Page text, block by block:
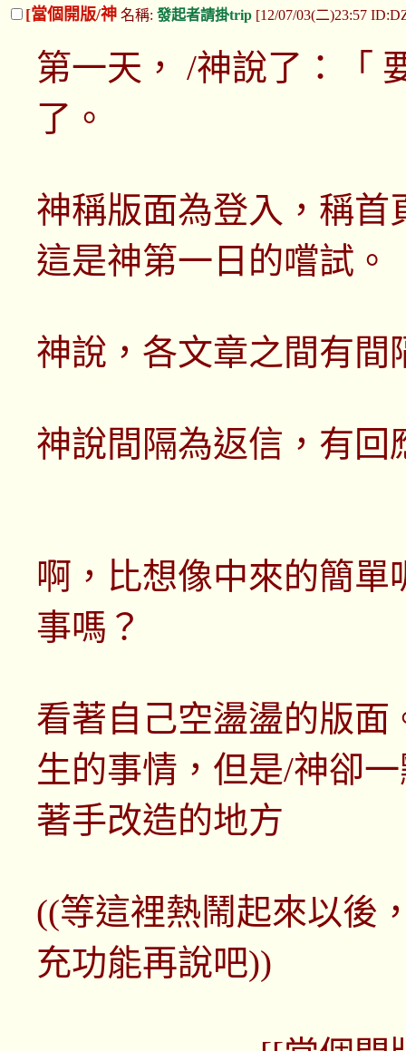
[當個開版/神 名稱: 發起者請掛trip [12/07/03(二)23:57
第一天， /神說了：「
了。
神稱版面為登入，稱首
這是神第一日的嚐試。
神說，各文章之間有間
神說間隔為返信，有回
啊，比想像中來的簡單
事嗎？
看著自己空盪盪的版
生的事情，但是/神卻
著手改造的地方
((等這裡熱鬧起來以後
充功能再說吧))